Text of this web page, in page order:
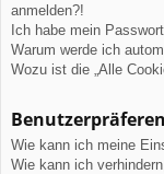
anmelden?!
Ich habe mein
Warum werde ich
Wozu ist die „Alle
Wie kann ich meine
Wie kann ich